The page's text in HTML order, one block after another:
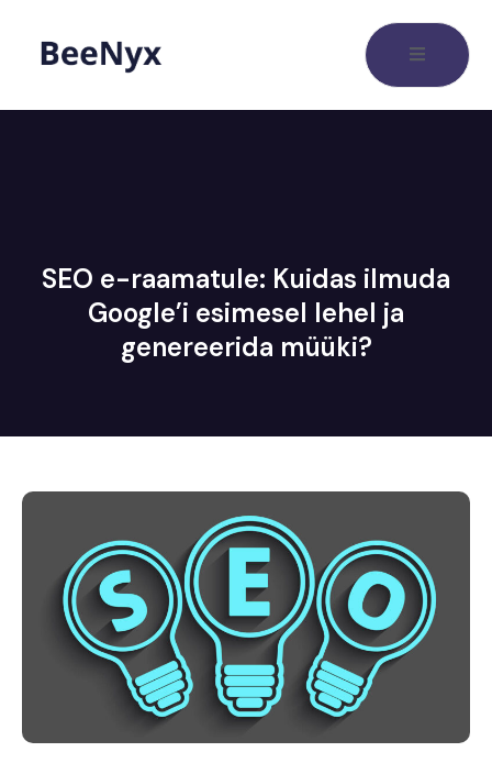
SEO e-raamatule: Kuidas ilmuda
Google’i esimesel lehel ja
genereerida müüki?